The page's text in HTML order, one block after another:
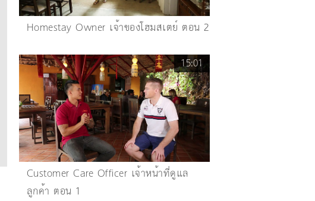
Homestay Owner เจ้าของโฮมสเตย์ ตอน 2
15:01
Customer Care Officer เจ้าหน้าที่ดูแล
ลูกค้า ตอน 1